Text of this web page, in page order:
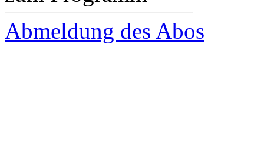
Abmeldung des Abos